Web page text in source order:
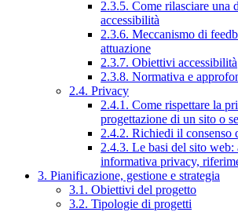
2.3.5. Come rilasciare una
accessibilità
2.3.6. Meccanismo di
attuazione
2.3.7. Obiettivi accessibilità
2.3.8. Normativa e
2.4. Privacy
2.4.1. Come rispettare la
progettazione di un sito o
2.4.2. Richiedi il consenso
2.4.3. Le basi del sito web:
informativa privacy,
3. Pianificazione, gestione e strategia
3.1. Obiettivi del progetto
3.2. Tipologie di progetti